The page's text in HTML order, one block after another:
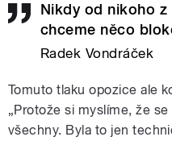
Nikdy od nikoho z
chceme něco
Radek Vondráček
Tomuto tlaku opozice ale
„Protože si myslíme, že
všechny. Byla to jen